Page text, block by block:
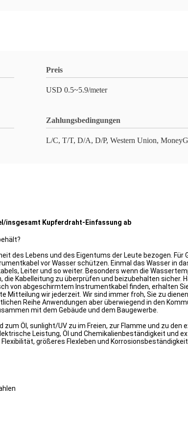
Preis
USD 0.5~5.9/meter
Zahlungsbedingungen
L/C, T/T, D/A, D/P, Western Union,
insgesamt Kupferdraht-Einfassung ab
des Lebens und des Eigentums der Leute bezogen.
vor Wasser schützen. Einmal das Wasser in
Leiter und so weiter. Besonders wenn die
Kabelleitung zu überprüfen und beizubehalten sicher.
von abgeschirmtem Instrumentkabel finden, erhalten
Mitteilung wir jederzeit. Wir sind immer froh, Sie zu dienen.
Reihe Anwendungen aber überwiegend in den
mit dem Gebäude und dem Baugewerbe.
Öl, sunlight/UV zu im Freien, zur Flamme und zu den
Leistung, Öl und Chemikalienbeständigkeit und
größeres Flexleben und Korrosionsbeständigkeit